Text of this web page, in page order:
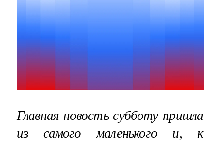
Главная новость субботу пришла
из самого маленького и, к